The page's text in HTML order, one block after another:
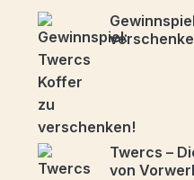
Twercs –
von